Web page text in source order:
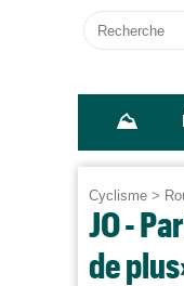
Recherche
⛰
Cyclisme >
JO -
de